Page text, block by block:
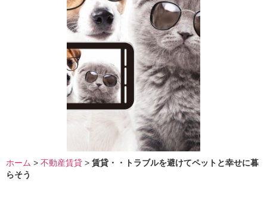
ホーム > 不動産賃貸 > 賃貸・・トラブルを避けてペットと幸せに暮
らそう